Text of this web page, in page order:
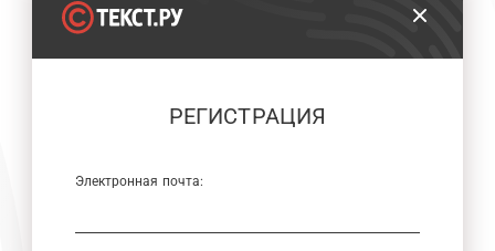
РЕГИСТРАЦИЯ
Электронная почта: